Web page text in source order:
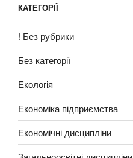
КАТЕГОРІЇ
! Без рубрики
Без категорії
Екологія
Економіка підприємства
Економічні дисципліни